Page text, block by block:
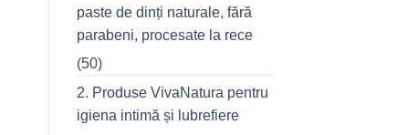
care
refuză
prietenii
în
oraș
paste de dinți naturale, fără
parabeni, procesate la rece
(50)
2. Produse VivaNatura pentru
igiena intimă și lubrefiere